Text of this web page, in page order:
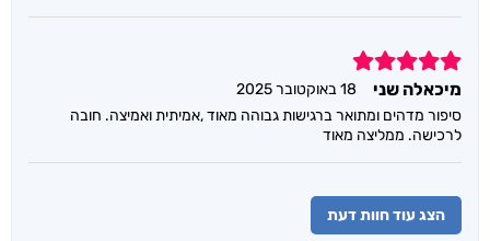
5
מיכאלה שני
18 באוקטובר 2025
סיפור מדהים ומתואר ברגישות גבוהה מאוד ,אמיתית ואמיצה. חובה
לרכישה. ממליצה מאוד
הצג עוד חוות דעת